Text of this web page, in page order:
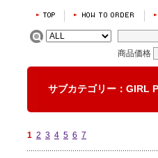
商品価格
サブカテゴリー：
1 2 3 4 5 6 7